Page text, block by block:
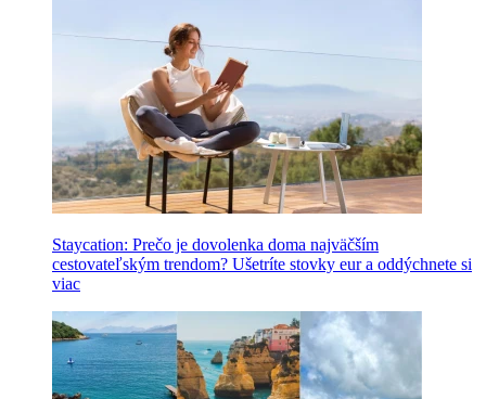
Staycation: Prečo je dovolenka doma najväčším
cestovateľským trendom? Ušetríte stovky eur a oddýchnete si
viac